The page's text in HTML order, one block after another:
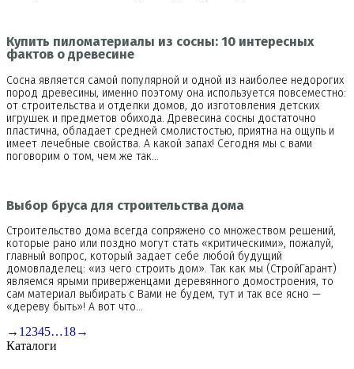
Купить пиломатериалы из сосны: 10 интересных
фактов о древесине
Сосна является самой популярной и одной из наиболее недорогих
пород древесины, именно поэтому она используется повсеместно:
от строительства и отделки домов, до изготовления детских
игрушек и предметов обихода. Древесина сосны достаточно
пластична, обладает средней смолистостью, приятна на ощупь и
имеет лечебные свойства. А какой запах! Сегодня мы с вами
поговорим о том, чем же так…
Выбор бруса для строительства дома
Строительство дома всегда сопряжено со множеством решений,
которые рано или поздно могут стать «критическими», пожалуй,
главный вопрос, который задает себе любой будущий
домовладелец: «из чего строить дом». Так как мы (СтройГарант)
являемся ярыми приверженцами деревянного домостроения, то
сам материал выбирать с Вами не будем, тут и так все ясно —
«дереву быть»! А вот что…
→ 1 2345…18→
Каталоги